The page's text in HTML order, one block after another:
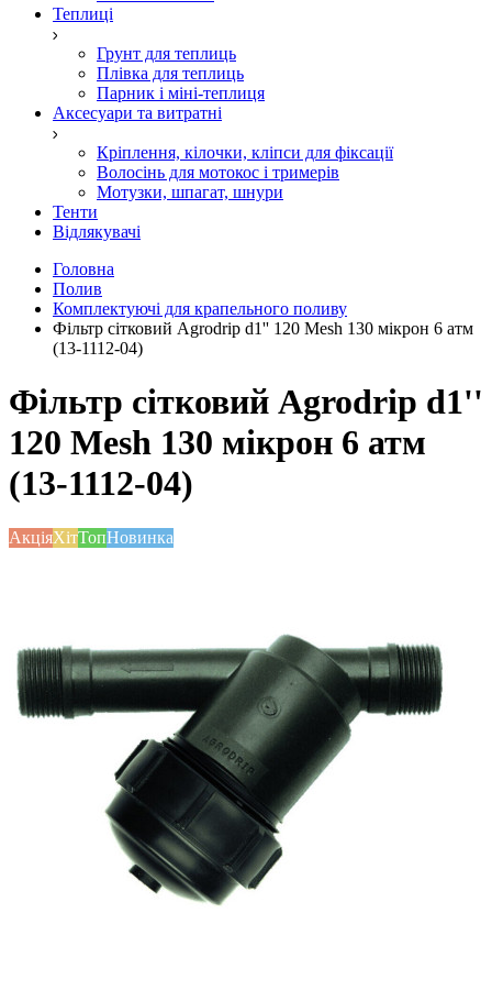
Теплиці
Грунт для теплиць
Плівка для теплиць
Парник і міні-теплиця
Аксесуари та витратні
Кріплення, кілочки, кліпси для фіксації
Волосінь для мотокос і тримерів
Мотузки, шпагат, шнури
Тенти
Відлякувачі
Головна
Полив
Комплектуючі для крапельного поливу
Фільтр сітковий Agrodrip d1'' 120 Mesh 130 мікрон 6 атм
(13-1112-04)
Фільтр сітковий Agrodrip d1''
120 Mesh 130 мікрон 6 атм
(13-1112-04)
АкціяХітТопНовинка